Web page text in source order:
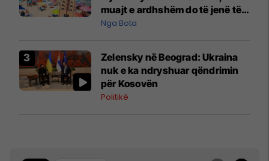
muajt e ardhshëm do të jenë të
pazakontë
Nga Bota
Zelensky në Beograd: Ukraina
nuk e ka ndryshuar qëndrimin
për Kosovën
Politikë